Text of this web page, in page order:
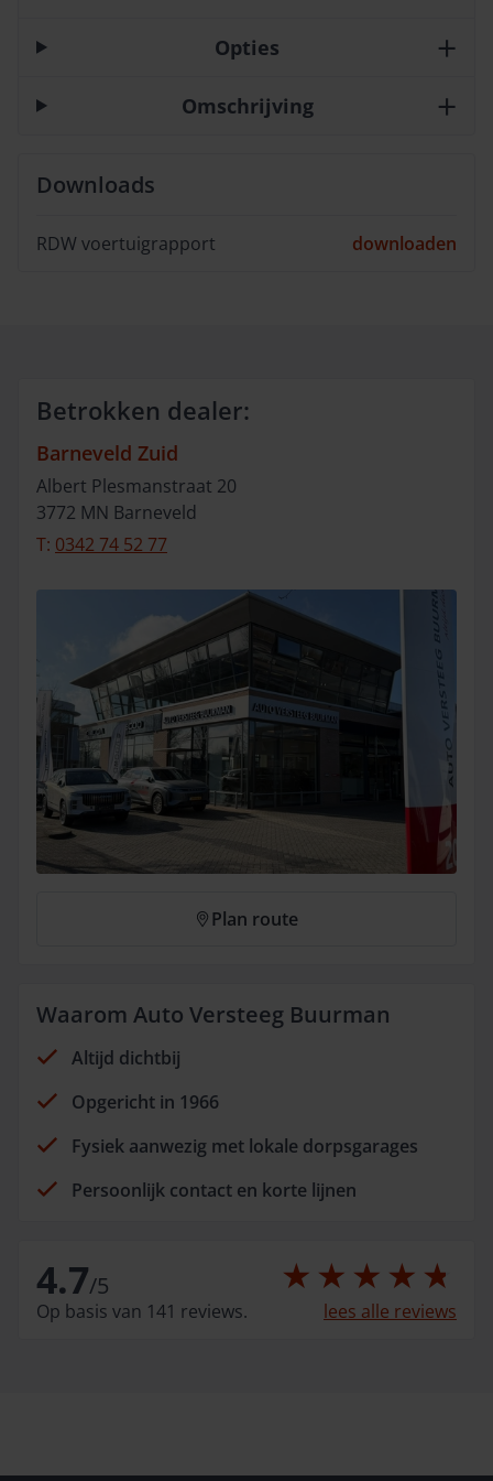
Opties
Omschrijving
Downloads
RDW voertuigrapport downloaden
Betrokken dealer:
Barneveld Zuid
Albert Plesmanstraat 20
3772 MN Barneveld
T: 0342 74 52 77
Plan route
Waarom Auto Versteeg Buurman
Altijd dichtbij
Opgericht in 1966
Fysiek aanwezig met lokale dorpsgarages
Persoonlijk contact en korte lijnen
4.7/5
Op basis van 141 reviews. lees alle reviews